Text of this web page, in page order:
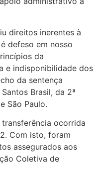
direitos inerentes à
defeso em nosso
da
e indisponibilidade dos
da sentença
Brasil, da 2ª
São Paulo.
ocorrida
Com isto, foram
assegurados aos
Coletiva de